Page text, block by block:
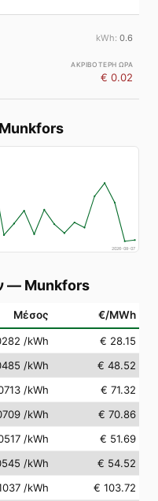
0.6
€ 0.02
Munkfors
2026-08-07
— Munkfors
Μέσος €/MWh
/kWh
€ 28.15
/kWh
€ 48.52
/kWh
€ 71.32
/kWh
€ 70.86
/kWh
€ 51.69
/kWh
€ 54.52
/kWh
€ 103.72